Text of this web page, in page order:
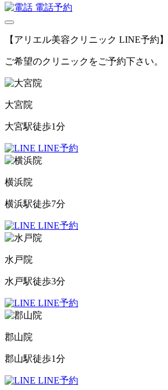
電話予約
【アリエル美容クリニック LINE予約】
ご希望のクリニックをご予約下さい。
大宮院
大宮駅徒歩1分
LINE予約
横浜院
横浜駅徒歩7分
LINE予約
水戸院
水戸駅徒歩3分
LINE予約
郡山院
郡山駅徒歩1分
LINE予約